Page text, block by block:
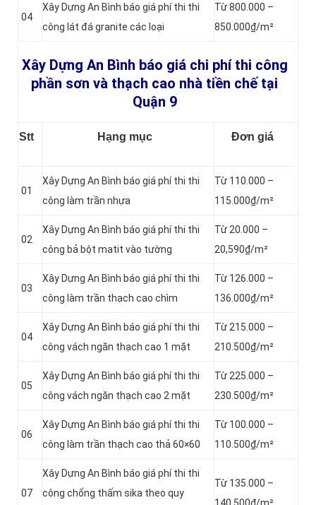
04
Xây Dựng An Bình báo giá phí thi thi
công lát đá granite các loại
Từ 800.000 –
850.000₫/m²
Xây Dựng An Bình báo giá chi phí thi công
phần sơn và thạch cao nhà tiền chế tại
Quận 9
Stt Hạng mục Đơn giá
01
Xây Dựng An Bình báo giá phí thi thi
công làm trần nhựa
Từ 110.000 –
115.000₫/m²
02
Xây Dựng An Bình báo giá phí thi thi
công bả bột matit vào tường
Từ 20.000 –
20,590₫/m²
03
Xây Dựng An Bình báo giá phí thi thi
công làm trần thạch cao chìm
Từ 126.000 –
136.000₫/m²
04
Xây Dựng An Bình báo giá phí thi thi
công vách ngăn thạch cao 1 mặt
Từ 215.000 –
210.500₫/m²
05
Xây Dựng An Bình báo giá phí thi thi
công vách ngăn thạch cao 2 mặt
Từ 225.000 –
230.500₫/m²
06
Xây Dựng An Bình báo giá phí thi thi
công làm trần thạch cao thả 60×60
Từ 100.000 –
110.500₫/m²
07
Xây Dựng An Bình báo giá phí thi thi
công chống thấm sika theo quy
Từ 135.000 –